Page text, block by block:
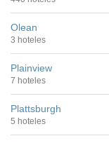
Olean
3 hoteles
Plainview
7 hoteles
Plattsburgh
5 hoteles